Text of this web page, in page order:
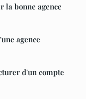
la bonne agence
agence
d'un compte